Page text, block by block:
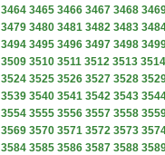
3464 3465 3466 3467 3468
3479 3480 3481 3482 3483
3494 3495 3496 3497 3498
3509 3510 3511 3512 3513 3514
3524 3525 3526 3527 3528
3539 3540 3541 3542 3543
3554 3555 3556 3557 3558
3569 3570 3571 3572 3573
3584 3585 3586 3587 3588